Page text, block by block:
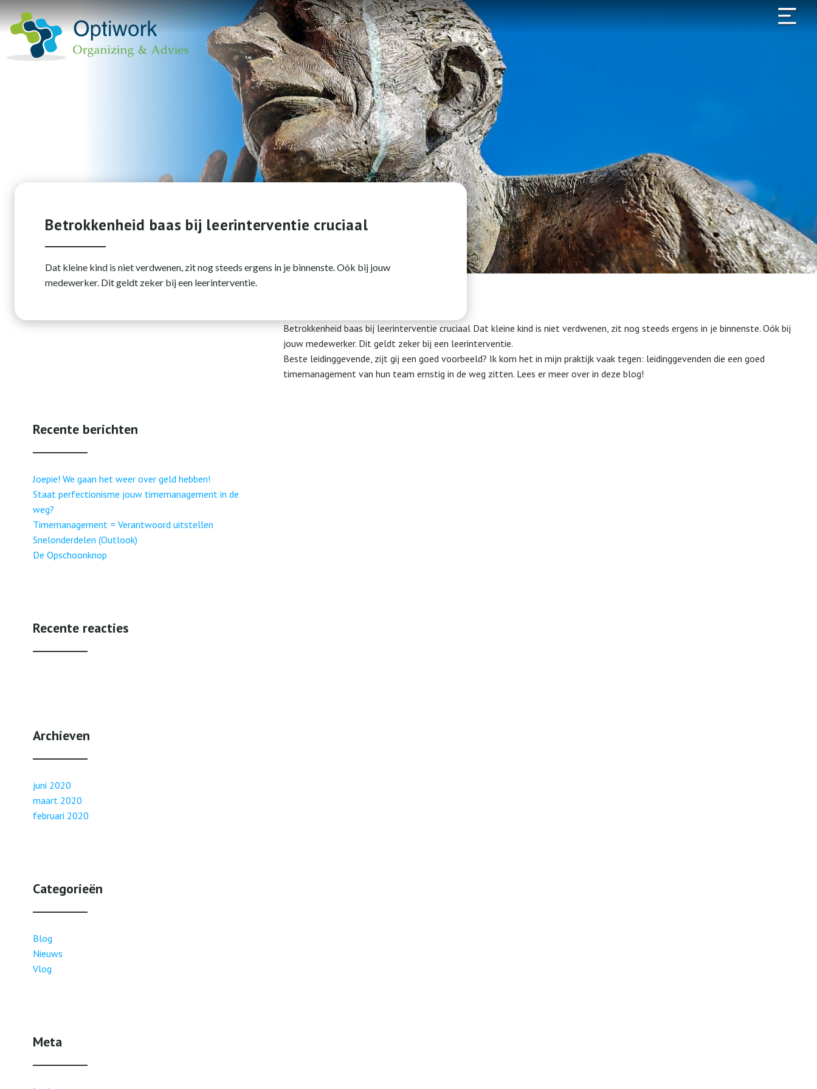
Betrokkenheid baas bij leerinterventie cruciaal
Dat kleine kind is niet verdwenen, zit nog steeds ergens in je binnenste. Oók bij jouw
medewerker. Dit geldt zeker bij een leerinterventie.
Recente berichten
Joepie! We gaan het weer over geld hebben!
Staat perfectionisme jouw timemanagement in de
weg?
Timemanagement = Verantwoord uitstellen
Snelonderdelen (Outlook)
De Opschoonknop
Recente reacties
Archieven
juni 2020
maart 2020
februari 2020
Categorieën
Blog
Nieuws
Vlog
Meta
Betrokkenheid baas bij leerinterventie cruciaal Dat kleine kind is niet verdwenen, zit nog steeds ergens in je binnenste. Oók bij
jouw medewerker. Dit geldt zeker bij een leerinterventie.
Beste leidinggevende, zijt gij een goed voorbeeld? Ik kom het in mijn praktijk vaak tegen: leidinggevenden die een goed
timemanagement van hun team ernstig in de weg zitten. Lees er meer over in deze blog!